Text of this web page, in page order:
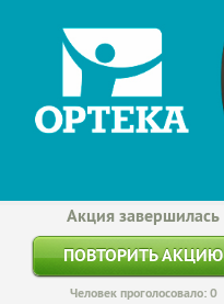
Акция завершилась
ПОВТОРИТЬ АКЦИЮ
Человек проголосовало: 0